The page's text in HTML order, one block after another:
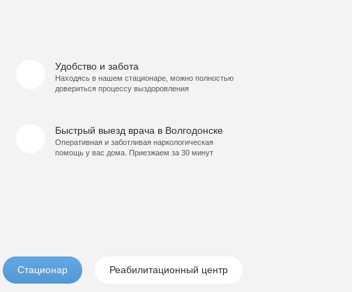
Удобство и забота
Находясь в нашем стационаре, можно полностью
довериться процессу выздоровления
Быстрый выезд врача в Волгодонске
Оперативная и заботливая наркологическая
помощь у вас дома. Приезжаем за 30 минут
Стационар Реабилитационный центр